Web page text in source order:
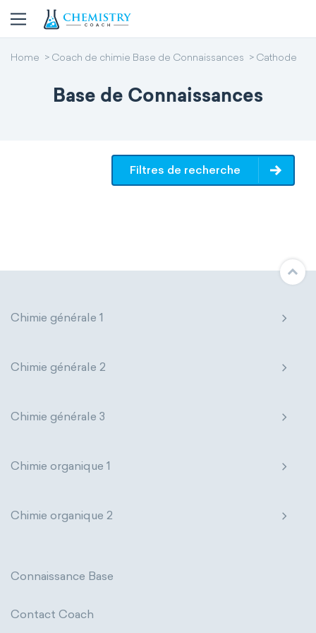
Home Coach de chimie Base de Connaissances Cathode
Base de Connaissances
Filtres de recherche
Chimie générale 1
Chimie générale 2
Chimie générale 3
Chimie organique 1
Chimie organique 2
Connaissance Base
Contact Coach